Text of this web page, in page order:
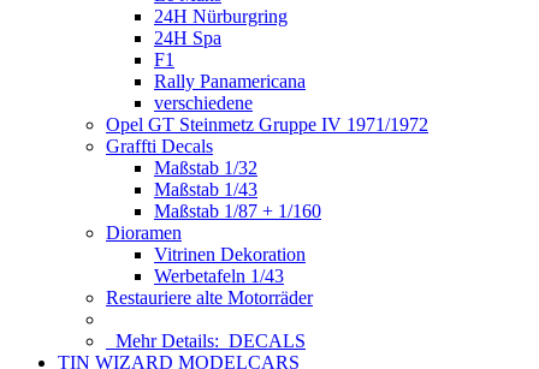
24H Nürburgring
24H Spa
F1
Rally Panamericana
verschiedene
Opel GT Steinmetz Gruppe IV 1971/1972
Graffti Decals
Maßstab 1/32
Maßstab 1/43
Maßstab 1/87 + 1/160
Dioramen
Vitrinen Dekoration
Werbetafeln 1/43
Restauriere alte Motorräder
Mehr Details: DECALS
TIN WIZARD MODELCARS